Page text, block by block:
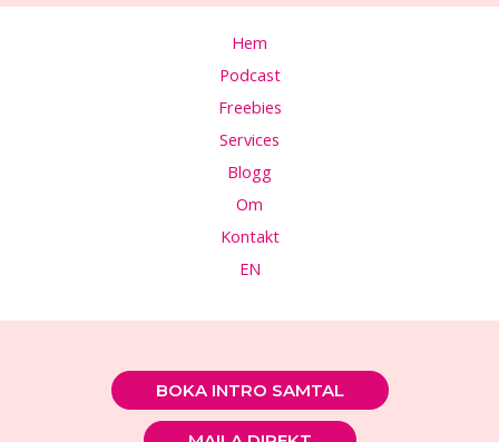
Hem
Podcast
Freebies
Services
Blogg
Om
Kontakt
EN
BOKA INTRO SAMTAL